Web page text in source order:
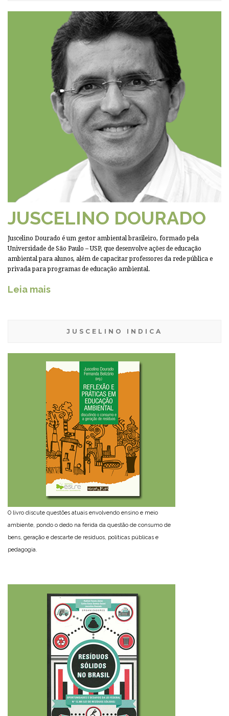
JUSCELINO DOURADO
Juscelino Dourado é um gestor ambiental brasileiro, formado pela
Universidade de São Paulo – USP, que desenvolve ações de educação
ambiental para alunos, além de capacitar professores da rede pública e
privada para programas de educação ambiental.
Leia mais
JUSCELINO INDICA
O livro discute questões atuais envolvendo ensino e meio
ambiente, pondo o dedo na ferida da questão de consumo de
bens, geração e descarte de resíduos, políticas públicas e
pedagogia.